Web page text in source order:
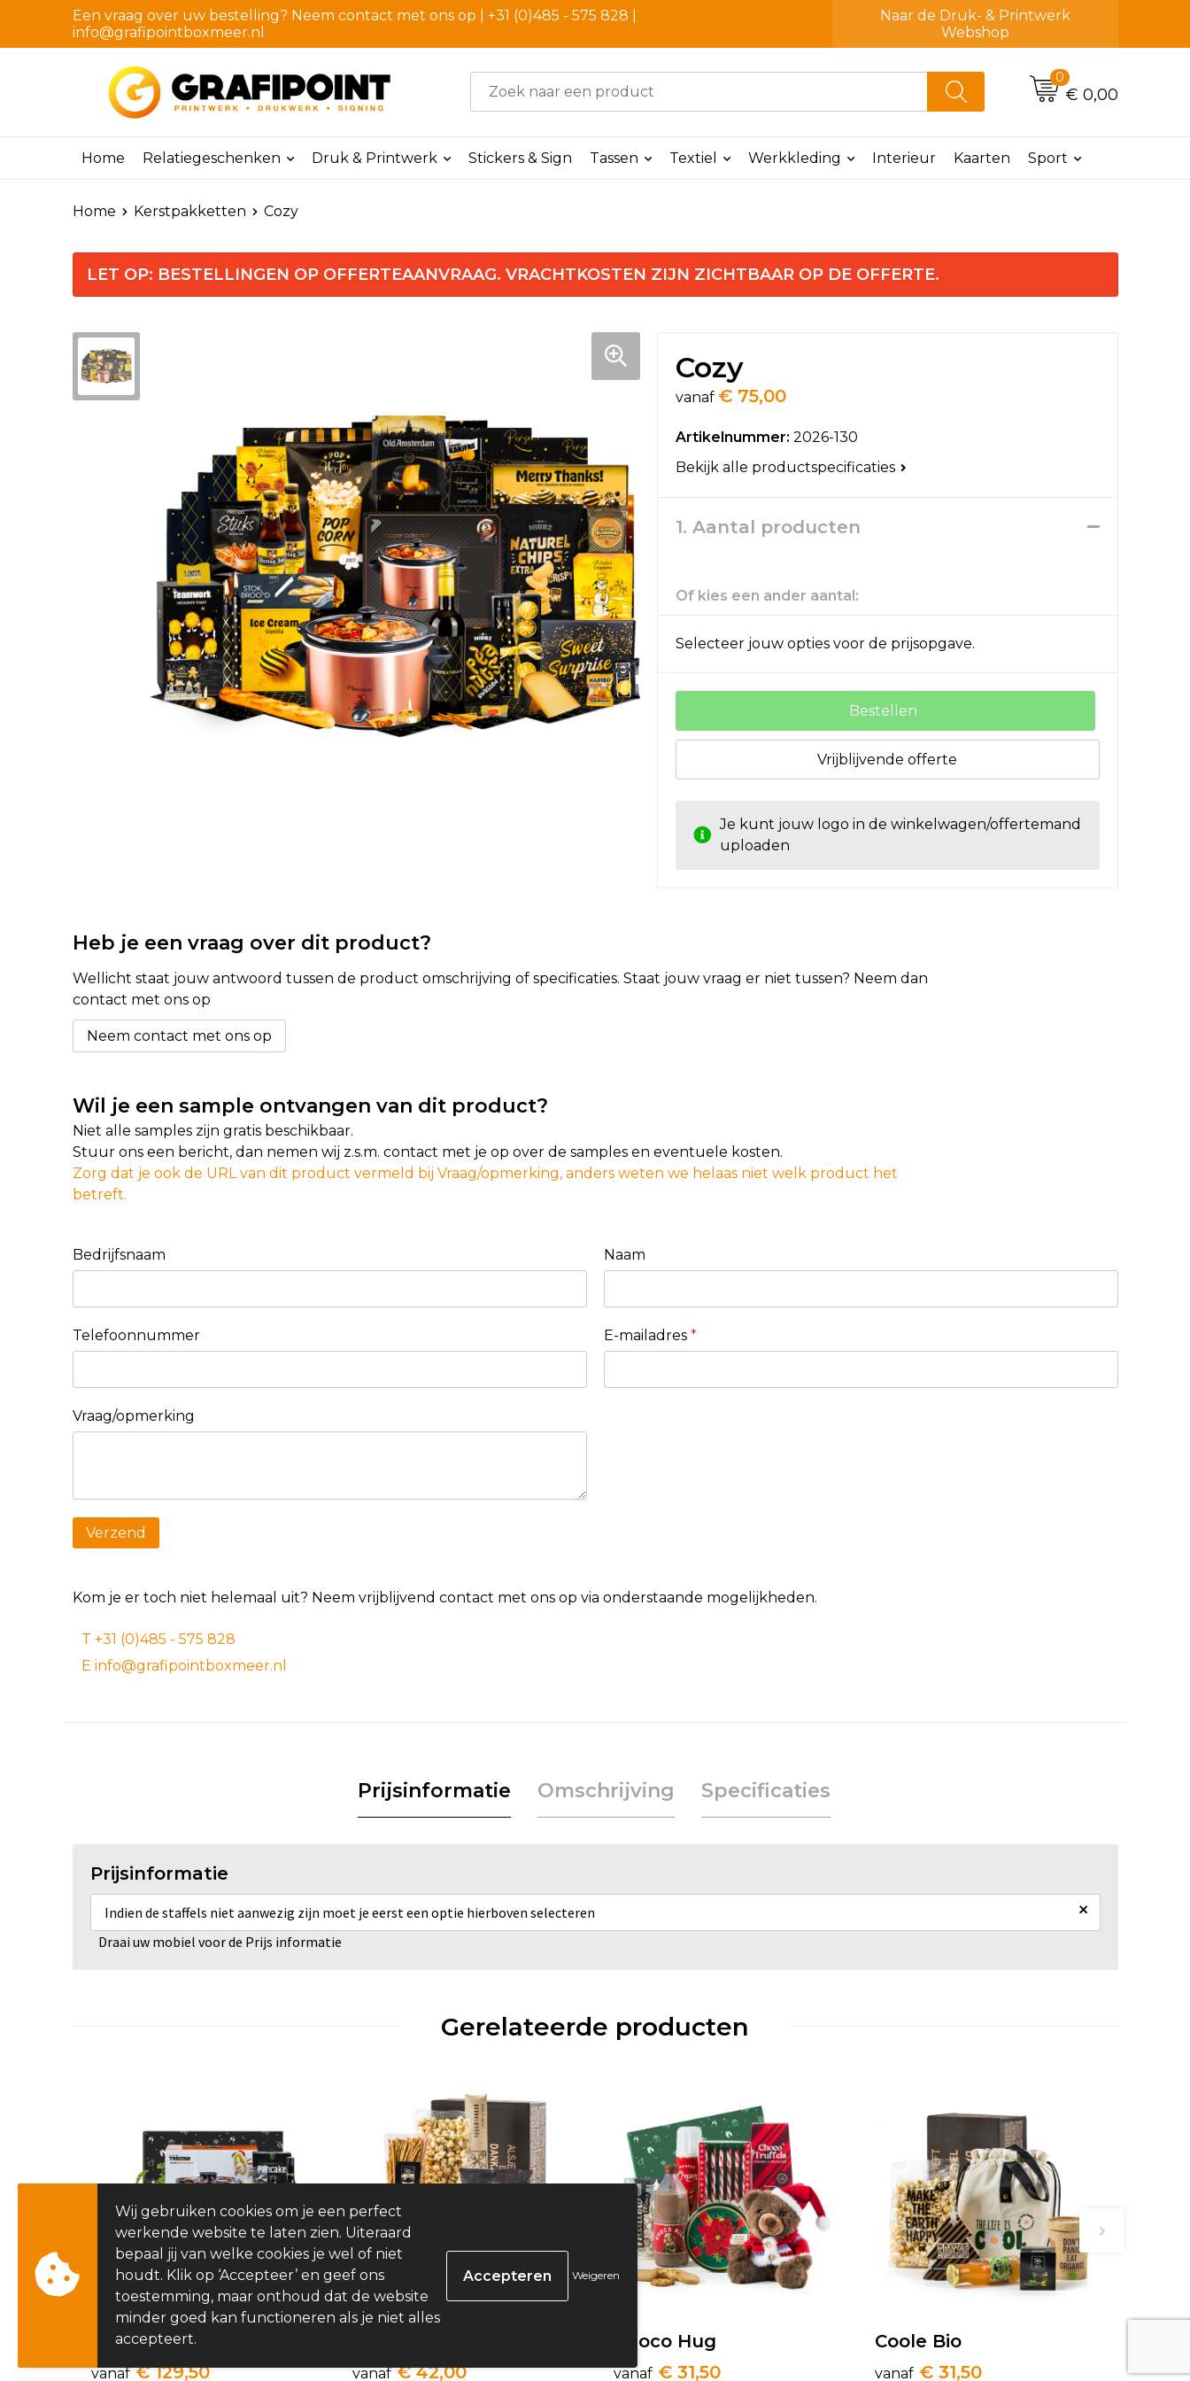
Een vraag over uw bestelling? Neem contact met ons op | +31 (0)485 - 575 828 |
info@grafipointboxmeer.nl
Naar de Druk- & Printwerk
Webshop
0
€ 0,00
Home Relatiegeschenken Druk & Printwerk Stickers & Sign Tassen Textiel Werkkleding Interieur Kaarten Sport
Home Kerstpakketten Cozy
LET OP: BESTELLINGEN OP OFFERTEAANVRAAG. VRACHTKOSTEN ZIJN ZICHTBAAR OP DE OFFERTE.
Cozy
vanaf € 75,00
Artikelnummer: 2026-130
Bekijk alle productspecificaties
1. Aantal producten
Of kies een ander aantal:
Selecteer jouw opties voor de prijsopgave.
Bestellen
Vrijblijvende offerte
Je kunt jouw logo in de winkelwagen/offertemand
uploaden
Heb je een vraag over dit product?
Wellicht staat jouw antwoord tussen de product omschrijving of specificaties. Staat jouw vraag er niet tussen? Neem dan
contact met ons op
Neem contact met ons op
Wil je een sample ontvangen van dit product?
Niet alle samples zijn gratis beschikbaar.
Stuur ons een bericht, dan nemen wij z.s.m. contact met je op over de samples en eventuele kosten.
Zorg dat je ook de URL van dit product vermeld bij Vraag/opmerking, anders weten we helaas niet welk product het
betreft.
Bedrijfsnaam Naam
Telefoonnummer E-mailadres *
Vraag/opmerking
Kom je er toch niet helemaal uit? Neem vrijblijvend contact met ons op via onderstaande mogelijkheden.
T +31 (0)485 - 575 828
E info@grafipointboxmeer.nl
Prijsinformatie Omschrijving Specificaties
Prijsinformatie
Indien de staffels niet aanwezig zijn moet je eerst een optie hierboven selecteren ×
Draai uw mobiel voor de Prijs informatie
Gerelateerde producten
Feestelijke Gourmet
vanaf € 129,50 vanaf € 42,00
Choco Hug
vanaf € 31,50
Coole Bio
vanaf € 31,50
Wij gebruiken cookies om je een perfect
werkende website te laten zien. Uiteraard
bepaal jij van welke cookies je wel of niet
houdt. Klik op ‘Accepteer’ en geef ons
toestemming, maar onthoud dat de website
minder goed kan functioneren als je niet alles
accepteert.
Weigeren